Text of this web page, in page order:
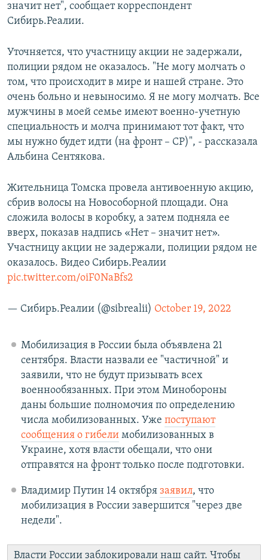
значит нет", сообщает корреспондент
Сибирь.Реалии.
Уточняется, что участницу акции не задержали,
полиции рядом не оказалось. "Не могу молчать о
том, что происходит в мире и нашей стране. Это
очень больно и невыносимо. Я не могу молчать. Все
мужчины в моей семье имеют военно-учетную
специальность и молча принимают тот факт, что
мы нужно будет идти (на фронт – СР)", - рассказала
Альбина Сентякова.
Жительница Томска провела антивоенную акцию,
сбрив волосы на Новособорной площади. Она
сложила волосы в коробку, а затем подняла ее
вверх, показав надпись «Нет – значит нет».
Участницу акции не задержали, полиции рядом не
оказалось. Видео Сибирь.Реалии
pic.twitter.com/oiF0NaBfs2
— Сибирь.Реалии (@sibrealii) October 19, 2022
Мобилизация в России была объявлена 21
сентября. Власти назвали ее "частичной" и
заявили, что не будут призывать всех
военнообязанных. При этом Минобороны
даны большие полномочия по определению
числа мобилизованных. Уже поступают
сообщения о гибелимобилизованных в
Украине, хотя власти обещали, что они
отправятся на фронт только после подготовки.
Владимир Путин 14 октября заявил, что
мобилизация в России завершится "через две
недели".
Власти России заблокировали наш сайт. Чтобы